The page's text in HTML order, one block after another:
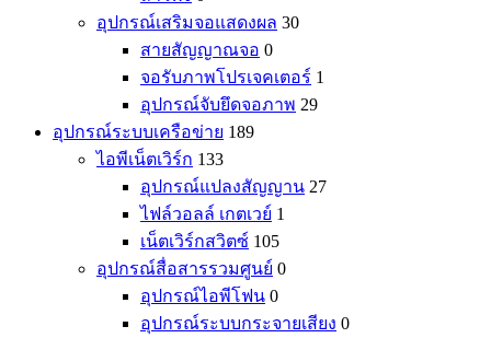
อุปกรณ์เสริมจอแสดงผล 30
สายสัญญาณจอ 0
จอรับภาพโปรเจคเตอร์ 1
อุปกรณ์จับยึดจอภาพ 29
อุปกรณ์ระบบเครือข่าย 189
ไอพีเน็ตเวิร์ก 133
อุปกรณ์แปลงสัญญาน 27
ไฟล์วอลล์ เกตเวย์ 1
เน็ตเวิร์กสวิตซ์ 105
อุปกรณ์สื่อสารรวมศูนย์ 0
อุปกรณ์ไอพีโฟน 0
อุปกรณ์ระบบกระจายเสียง 0